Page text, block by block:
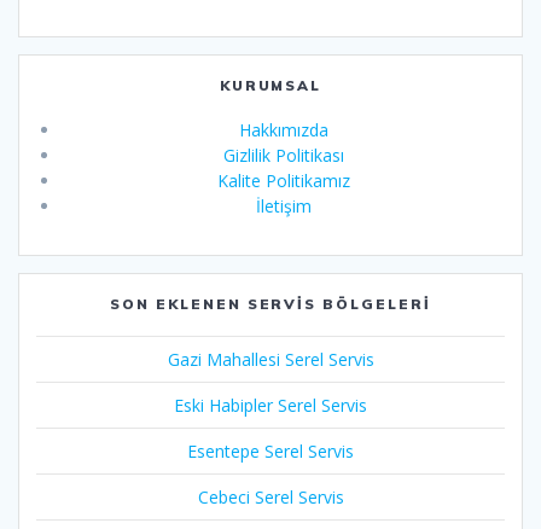
KURUMSAL
Hakkımızda
Gizlilik Politikası
Kalite Politikamız
İletişim
SON EKLENEN SERVIS BÖLGELERI
Gazi Mahallesi Serel Servis
Eski Habipler Serel Servis
Esentepe Serel Servis
Cebeci Serel Servis